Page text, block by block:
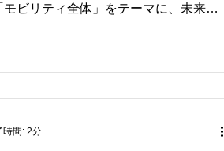
ビリティ全体」をテーマに、未来の
発表中。例として、Toyotaからは「次
ブランドからのクーペモデルなど
時間: 2分